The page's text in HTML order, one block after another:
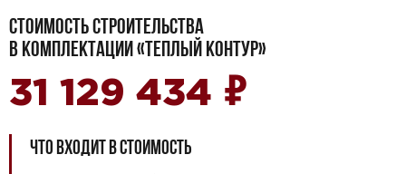
СТОИМОСТЬ СТРОИТЕЛЬСТВА
В КОМПЛЕКТАЦИИ «ТЕПЛЫЙ КОНТУР»
31 129 434 ₽
ЧТО ВХОДИТ В СТОИМОСТЬ